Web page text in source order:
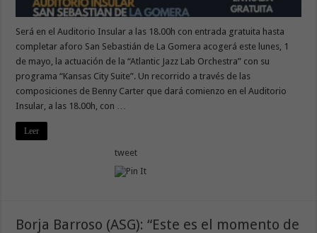
Será en el Auditorio Insular a las 18.00h con entrada gratuita hasta
completar aforo San Sebastián de La Gomera acogerá este lunes, 1
de mayo, la actuación de la “Atlantic Jazz Lab Orchestra” con su
programa “Kansas City Suite”. Un recorrido a través de las
composiciones de Benny Carter que dará comienzo en el Auditorio
Insular, a las 18.00h, con …
Leer
tweet
Borja Barroso (ASG): “Este es el momento de